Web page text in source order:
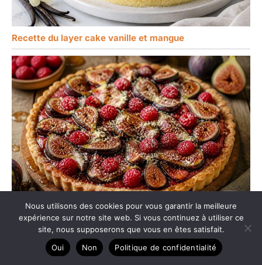
Recette du layer cake vanille et mangue
Recette de tarte aux figues et framboises
Nous utilisons des cookies pour vous garantir la meilleure
expérience sur notre site web. Si vous continuez à utiliser ce
site, nous supposerons que vous en êtes satisfait.
Oui
Non Politique de confidentialité